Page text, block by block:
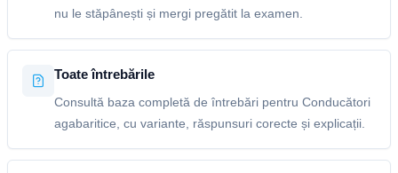
nu le stăpânești și mergi pregătit la examen.
Toate întrebările
Consultă baza completă de întrebări pentru Conducători
agabaritice, cu variante, răspunsuri corecte și explicații.